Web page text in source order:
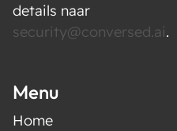
details naar
security@conversed.ai.
Menu
Home